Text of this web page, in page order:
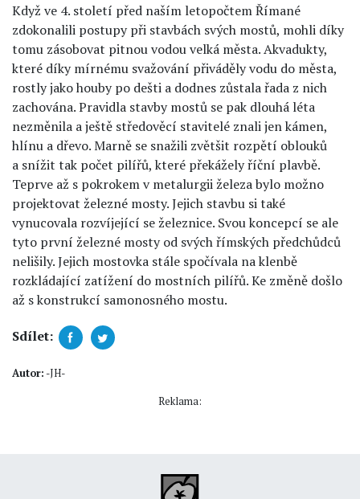
Když ve 4. století před naším letopočtem Římané
zdokonalili postupy při stavbách svých mostů, mohli díky
tomu zásobovat pitnou vodou velká města. Akvadukty,
které díky mírnému svažování přiváděly vodu do města,
rostly jako houby po dešti a dodnes zůstala řada z nich
zachována. Pravidla stavby mostů se pak dlouhá léta
nezměnila a ještě středověcí stavitelé znali jen kámen,
hlínu a dřevo. Marně se snažili zvětšit rozpětí oblouků
a snížit tak počet pilířů, které překážely říční plavbě.
Teprve až s pokrokem v metalurgii železa bylo možno
projektovat železné mosty. Jejich stavbu si také
vynucovala rozvíjející se železnice. Svou koncepcí se ale
tyto první železné mosty od svých římských předchůdců
nelišily. Jejich mostovka stále spočívala na klenbě
rozkládající zatížení do mostních pilířů. Ke změně došlo
až s konstrukcí samonosného mostu.
Sdílet:
Autor: -JH-
Reklama: